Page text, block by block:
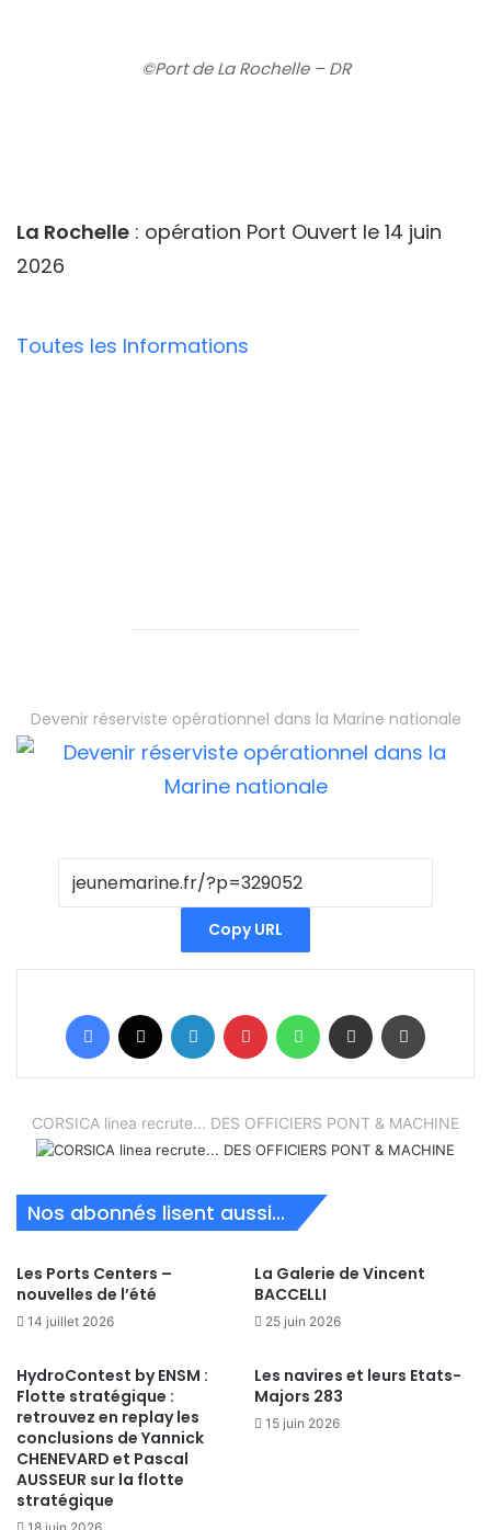
©Port de La Rochelle – DR
La Rochelle : opération Port Ouvert le 14 juin
2026
Toutes les Informations
Devenir réserviste opérationnel dans la Marine nationale
Copy URL
Facebook Linkedin Pinterest WhatsAppPartager par email
CORSICA linea recrute... DES OFFICIERS PONT & MACHINE
Nos abonnés lisent aussi...
Les Ports Centers –
nouvelles de l’été
14 juillet 2026
La Galerie de Vincent
BACCELLI
25 juin 2026
HydroContest by ENSM :
Flotte stratégique :
retrouvez en replay les
conclusions de Yannick
CHENEVARD et Pascal
AUSSEUR sur la flotte
stratégique
Les navires et leurs Etats-
Majors 283
15 juin 2026